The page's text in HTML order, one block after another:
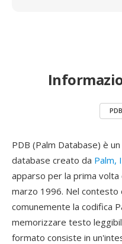
PDB
PDB (Palm Database) è
database creato da Palm,
apparso per la prima volta
marzo 1996. Nel contesto
comunemente la codifica
memorizzare testo
formato consiste in